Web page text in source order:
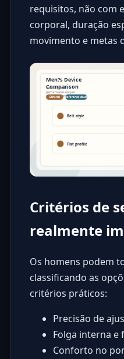
requisitos, não com
corporal, duração
movimento e metas
Critérios de
realmente
Os homens podem
classificando as
critérios práticos:
Precisão de
Folga interna
Conforto no